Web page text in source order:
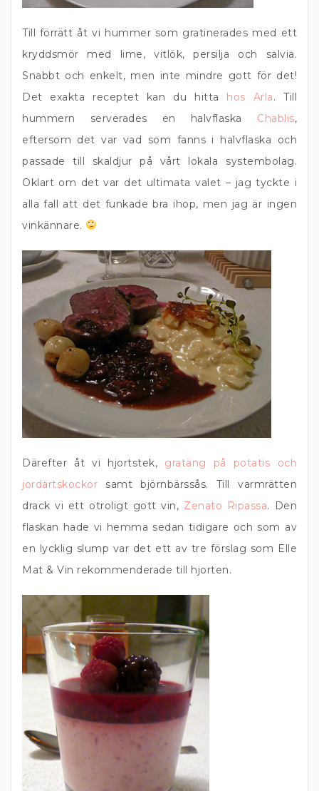
Till förrätt åt vi hummer som gratinerades med ett
kryddsmör med lime, vitlök, persilja och salvia.
Snabbt och enkelt, men inte mindre gott för det!
Det exakta receptet kan du hitta hos Arla. Till
hummern serverades en halvflaska Chablis,
eftersom det var vad som fanns i halvflaska och
passade till skaldjur på vårt lokala systembolag.
Oklart om det var det ultimata valet – jag tyckte i
alla fall att det funkade bra ihop, men jag är ingen
vinkännare.
Därefter åt vi hjortstek, gratäng på potatis och
jordärtskockor samt björnbärssås. Till varmrätten
drack vi ett otroligt gott vin, Zenato Ripassa. Den
flaskan hade vi hemma sedan tidigare och som av
en lycklig slump var det ett av tre förslag som Elle
Mat & Vin rekommenderade till hjorten.